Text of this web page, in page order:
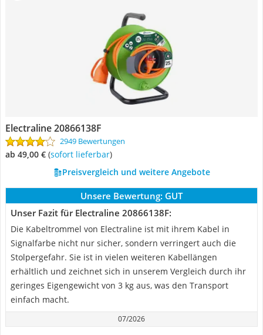
Electraline 20866138F
2949 Bewertungen
ab 49,00 € ( Sofort lieferbar)
Preisvergleich und weitere Angebote
Unsere Bewertung: GUT
Unser Fazit für Electraline 20866138F:
Die Kabeltrommel von Electraline ist mit ihrem Kabel in
Signalfarbe nicht nur sicher, sondern verringert auch die
Stolpergefahr. Sie ist in vielen weiteren Kabellängen
erhältlich und zeichnet sich in unserem Vergleich durch ihr
geringes Eigengewicht von 3 kg aus, was den Transport
einfach macht.
07/2026